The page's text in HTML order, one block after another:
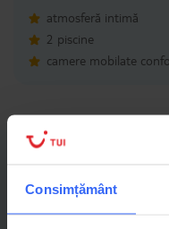
Consimțământ
atmosferă intimă
2 piscine
camere mobilate
Cauți rapid vacanțe și